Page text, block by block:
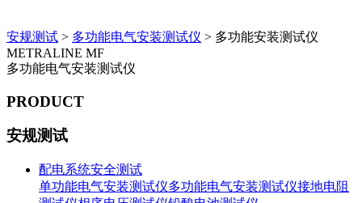
安规测试 > 多功能电气安装测试仪 > 多功能安装测试仪
METRALINE MF
多功能电气安装测试仪
PRODUCT
安规测试
配电系统安全测试
单功能电气安装测试仪多功能电气安装测试仪接地电阻